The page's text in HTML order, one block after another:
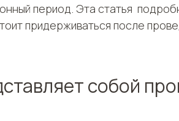
период. Эта статья
придерживаться после
собой